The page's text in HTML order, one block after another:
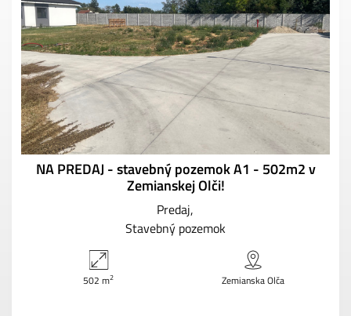
NA PREDAJ - stavebný pozemok A1 - 502m2 v
Zemianskej Olči!
Predaj
Stavebný pozemok
502 m2 Zemianska Olča